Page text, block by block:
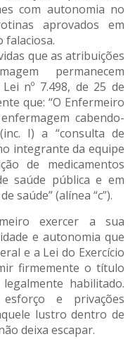
com autonomia no
aprovados em
falaciosa.
que as atribuições
permanecem
nº 7.498, de 25 de
que: “O Enfermeiro
cabendo-
I) a “consulta de
integrante da equipe
de medicamentos
saúde pública e em
saúde” (alínea “c”).
exercer a sua
e autonomia que
e a Lei do Exercício
firmemente o título
habilitado.
e privações
lustro dentro de
deixa escapar.